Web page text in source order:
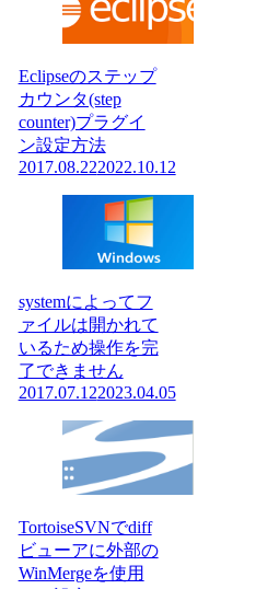
Eclipseのステップ
カウンタ(step
counter)プラグイ
ン設定方法
2017.08.222022.10.12
systemによってフ
ァイルは開かれて
いるため操作を完
了できません
2017.07.122023.04.05
TortoiseSVNでdiff
ビューアに外部の
WinMergeを使用